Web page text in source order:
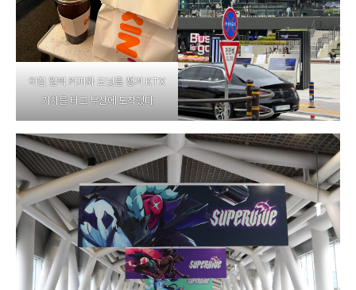
아침 일찍 커피와 도넛을 챙겨 KTX
기차를 타고 부산에 도착했다